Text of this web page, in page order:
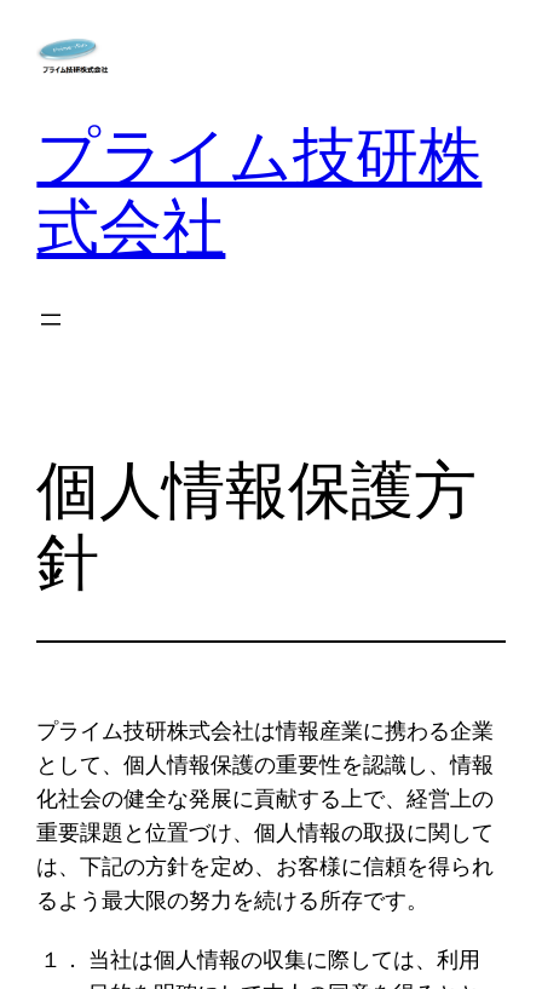
プライム技研株
式会社
個人情報保護方
針
プライム技研株式会社は情報産業に携わる企業
として、個人情報保護の重要性を認識し、情報
化社会の健全な発展に貢献する上で、経営上の
重要課題と位置づけ、個人情報の取扱に関して
は、下記の方針を定め、お客様に信頼を得られ
るよう最大限の努力を続ける所存です。
１．
当社は個人情報の収集に際しては、利用